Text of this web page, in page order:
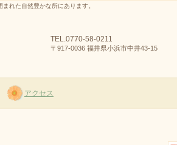
れた自然豊かな所にあります。
TEL.0770-58-0211
〒917-0036 福井県小浜市中井43-15
アクセス